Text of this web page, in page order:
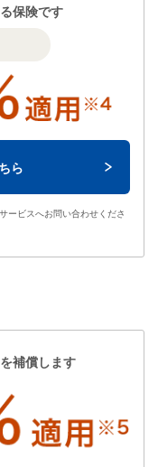
保険です
ら
ービスへお問い合わせくださ
補償します